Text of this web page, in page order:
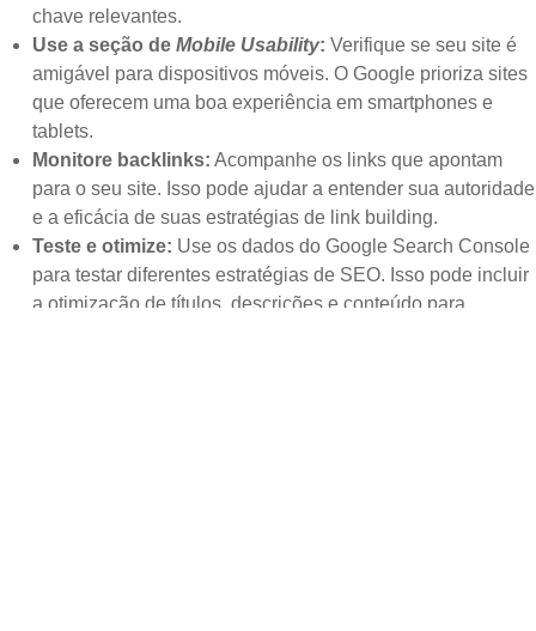
chave relevantes.
Use a seção deMobile Usability: Verifique se seu site é
amigável para dispositivos móveis. O Google prioriza sites
que oferecem uma boa experiência em smartphones e
tablets.
Monitore backlinks: Acompanhe os links que apontam
para o seu site. Isso pode ajudar a entender sua autoridade
e a eficácia de suas estratégias de link building.
Teste e otimize: Use os dados do Google Search Console
para testar diferentes estratégias de SEO. Isso pode incluir
a otimização de títulos, descrições e conteúdo para